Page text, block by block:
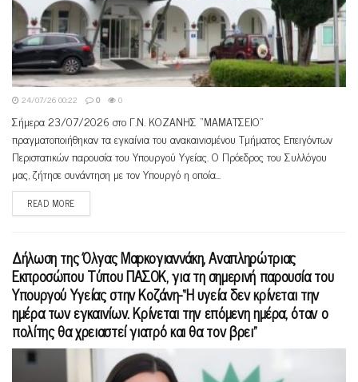
24/07/26 00:22 0 0
Σήμερα 23/07/2026 στο Γ.Ν. ΚΟΖΑΝΗΣ “ΜΑΜΑΤΣΕΙΟ”
πραγματοποιήθηκαν τα εγκαίνια του ανακαινισμένου Τμήματος Επειγόντων
Περιστατικών παρουσία του Υπουργού Υγείας. Ο Πρόεδρος του Συλλόγου
μας, ζήτησε συνάντηση με τον Υπουργό η οποία...
READ MORE
Δήλωση της Όλγας Μαρκογιαννάκη, Αναπληρώτριας
Εκπροσώπου Τύπου ΠΑΣΟΚ, για τη σημερινή παρουσία του
Υπουργού Υγείας στην Κοζάνη-“Η υγεία δεν κρίνεται την
ημέρα των εγκαινίων. Κρίνεται την επόμενη ημέρα, όταν ο
πολίτης θα χρειαστεί γιατρό και θα τον βρει”